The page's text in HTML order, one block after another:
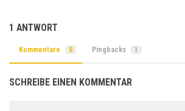
1 ANTWORT
Kommentare 0 Pingbacks 1
SCHREIBE EINEN KOMMENTAR